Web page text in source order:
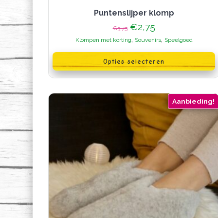
puntenslijper klomp
€3,75 Oorspronkelijke
prijs
was:
€3,75.
€2,75Huidige
prijs
is:
€2,75.
Klompen met korting, Souvenirs, Speelgoed
Opties selecteren
product
heeft
meerdere
variaties.
optie
productpagina
Aanbieding!